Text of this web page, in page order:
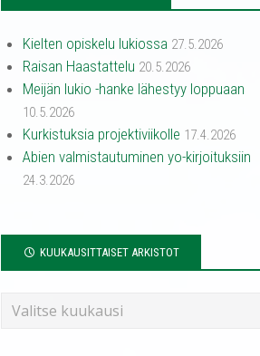
Kielten opiskelu lukiossa 27.5.2026
Raisan Haastattelu 20.5.2026
Meijän lukio -hanke lähestyy loppuaan
10.5.2026
Kurkistuksia projektiviikolle 17.4.2026
Abien valmistautuminen yo-kirjoituksiin
24.3.2026
KUUKAUSITTAISET ARKISTOT